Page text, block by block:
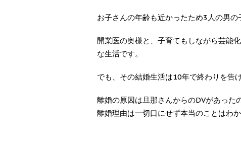
お子さんの年齢も近かったため3人の男の
開業医の奥様と、子育てもしながら芸能
な生活です。
でも、その結婚生活は10年で終わりを告げ
離婚の原因は旦那さんからのDVがあった
離婚理由は一切口にせず本当のことはわ